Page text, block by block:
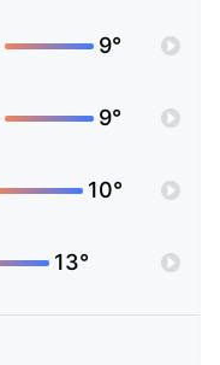
9°
9°
10°
13°